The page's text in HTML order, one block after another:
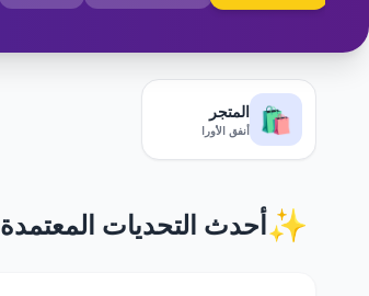
🛍️ المتجر
أنفق الأورا
✨أحدث التحديات المعتمدة